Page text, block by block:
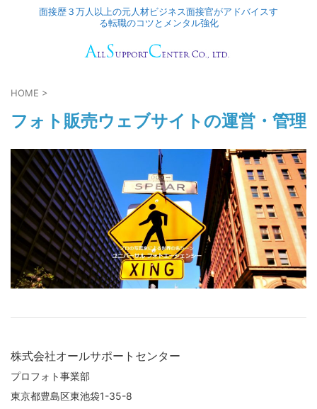
面接歴３万人以上の元人材ビジネス面接官がアドバイスす
る転職のコツとメンタル強化
HOME >
フォト販売ウェブサイトの運営・管理
株式会社オールサポートセンター
プロフォト事業部
東京都豊島区東池袋1-35-8